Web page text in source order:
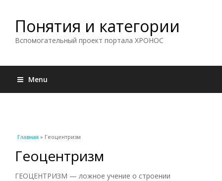
Понятия и категории
Вспомогательный проект портала ХРОНОС
Menu
Вы здесь
Главная » Геоцентризм
Геоцентризм
ГЕОЦЕНТРИЗМ — ложное учение о строении